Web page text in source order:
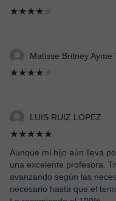
★★★★
Matisse Britney Ayme
★★★★
LUIS RUIZ LOPEZ
★★★★★
Aunque mi hijo aún lleva
una excelente profesora.
avanzando según las
necesario hasta que el